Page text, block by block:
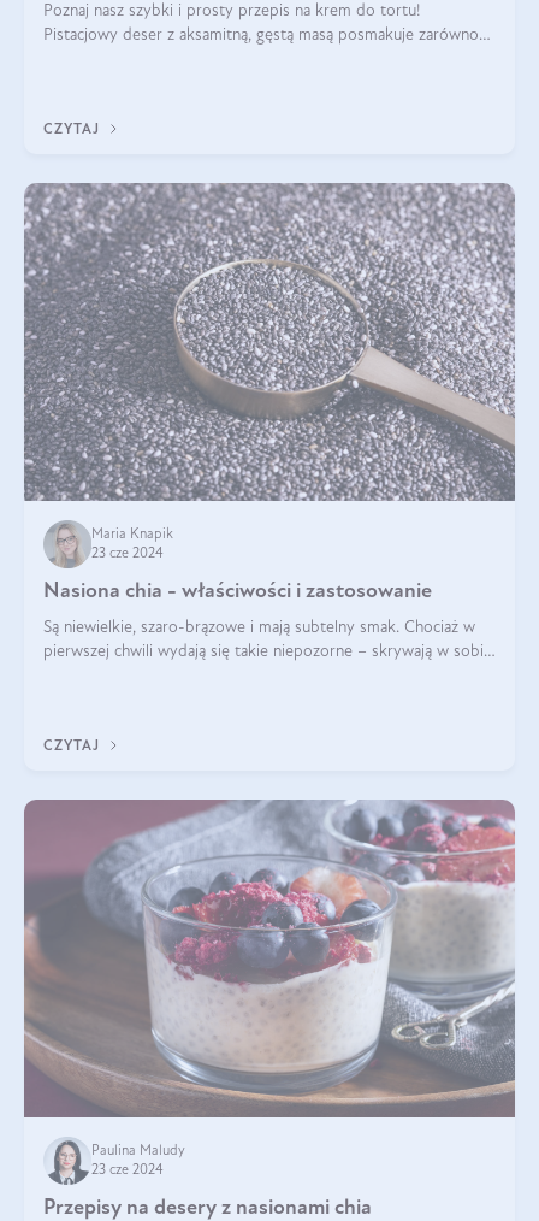
Poznaj nasz szybki i prosty przepis na krem do tortu!
Pistacjowy deser z aksamitną, gęstą masą posmakuje zarówno
CZYTAJ
Maria Knapik
23 cze 2024
Nasiona chia - właściwości i zastosowanie
Są niewielkie, szaro-brązowe i mają subtelny smak. Chociaż w
pierwszej chwili wydają się takie niepozorne – skrywają w sobie
CZYTAJ
Paulina Maludy
23 cze 2024
Przepisy na desery z nasionami chia